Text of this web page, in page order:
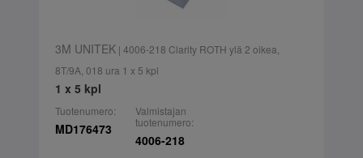
3M UNITEK| 4006-218 Clarity ROTH ylä 2 oikea,
8T/9A, 018 ura 1 x 5 kpl
1 x 5 kpl
Tuotenumero:
MD176473
Valmistajan
tuotenumero:
4006-218